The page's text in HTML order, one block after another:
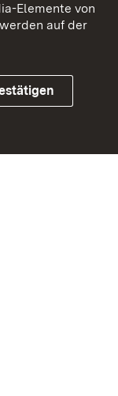
Elemente von
auf der